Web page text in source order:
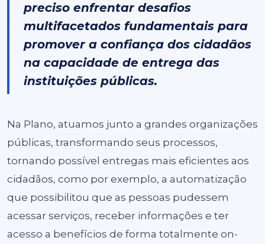
preciso enfrentar desafios
multifacetados fundamentais para
promover a confiança dos cidadãos
na capacidade de entrega das
instituições públicas.
Na Plano, atuamos junto a grandes organizações
públicas, transformando seus processos,
tornando possível entregas mais eficientes aos
cidadãos, como por exemplo, a automatização
que possibilitou que as pessoas pudessem
acessar serviços, receber informações e ter
acesso a benefícios de forma totalmente on-